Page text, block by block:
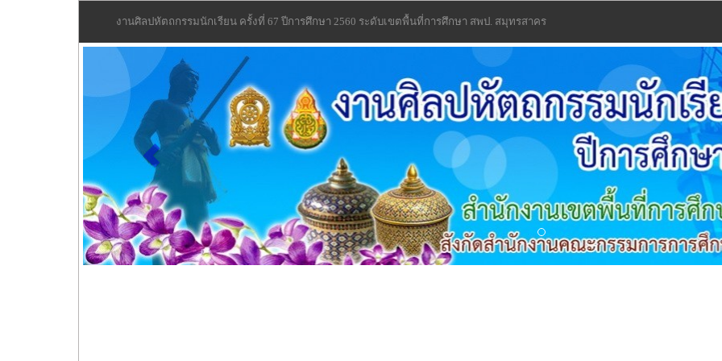
งานศิลปหัตถกรรมนักเรียน ครั้งที่ 67 ปีการศึกษา 2560 ระดับเขตพื้นที่การศึกษา สพป. สมุทรสาคร
Previous